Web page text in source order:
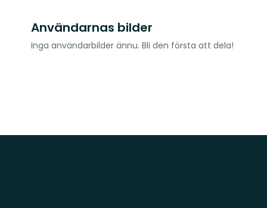
Användarnas bilder
Inga användarbilder ännu. Bli den första att dela!